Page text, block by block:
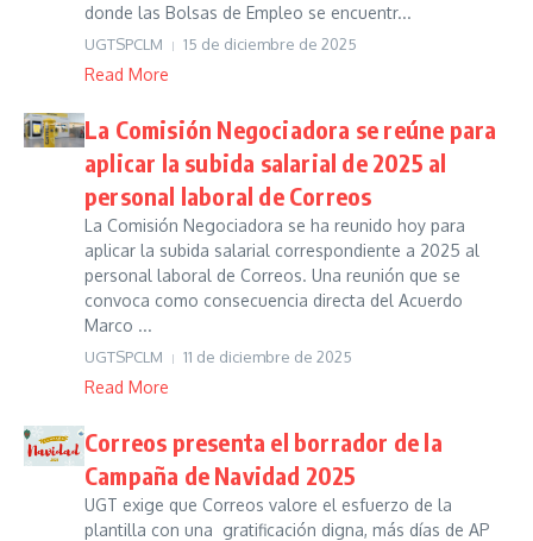
donde las Bolsas de Empleo se encuentr...
UGTSPCLM 15 de diciembre de 2025
Read More
La Comisión Negociadora se reúne para
aplicar la subida salarial de 2025 al
personal laboral de Correos
La Comisión Negociadora se ha reunido hoy para
aplicar la subida salarial correspondiente a 2025 al
personal laboral de Correos. Una reunión que se
convoca como consecuencia directa del Acuerdo
Marco ...
UGTSPCLM 11 de diciembre de 2025
Read More
Correos presenta el borrador de la
Campaña de Navidad 2025
UGT exige que Correos valore el esfuerzo de la
plantilla con una gratificación digna, más días de AP